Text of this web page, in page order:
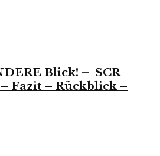
Blick! – SCR
Fazit – Rückblick –